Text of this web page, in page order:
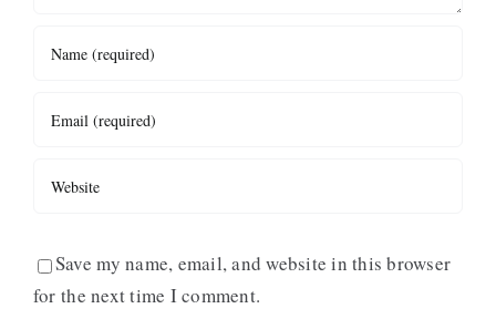
Save my name, email, and website in this browser
for the next time I comment.